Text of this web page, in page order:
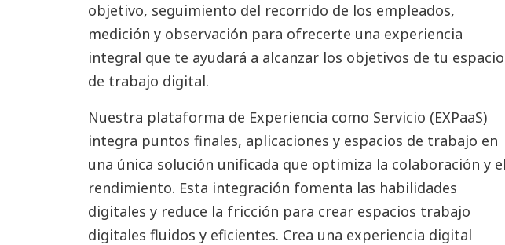
objetivo, seguimiento del recorrido de los empleados,
medición y observación para ofrecerte una experiencia
integral que te ayudará a alcanzar los objetivos de tu espacio
de trabajo digital.
Nuestra plataforma de Experiencia como Servicio (EXPaaS)
integra puntos finales, aplicaciones y espacios de trabajo en
una única solución unificada que optimiza la colaboración y el
rendimiento. Esta integración fomenta las habilidades
digitales y reduce la fricción para crear espacios trabajo
digitales fluidos y eficientes. Crea una experiencia digital